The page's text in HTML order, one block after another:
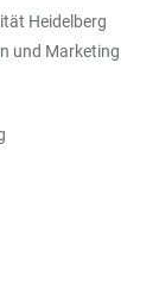
Heidelberg
und Marketing